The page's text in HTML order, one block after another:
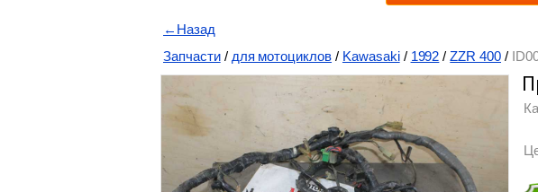
←Назад
Запчасти / для мотоциклов / Kawasaki / 1992 / ZZR 400 /